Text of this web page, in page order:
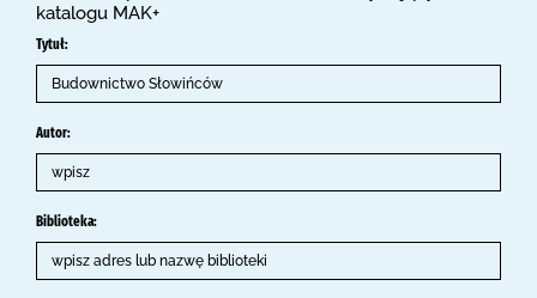
katalogu MAK+
Tytuł:
Autor:
Biblioteka: